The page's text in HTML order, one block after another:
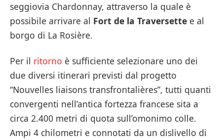
seggiovia Chardonnay, attraverso la quale è
possibile arrivare al Fort de la Traversette e al
borgo di La Rosière.
Per il ritorno è sufficiente selezionare uno dei
due diversi itinerari previsti dal progetto
“Nouvelles liaisons transfrontalières”, tutti quanti
convergenti nell’antica fortezza francese sita a
circa 2.400 metri di quota sull’omonimo colle.
Ampi 4 chilometri e connotati da un dislivello di